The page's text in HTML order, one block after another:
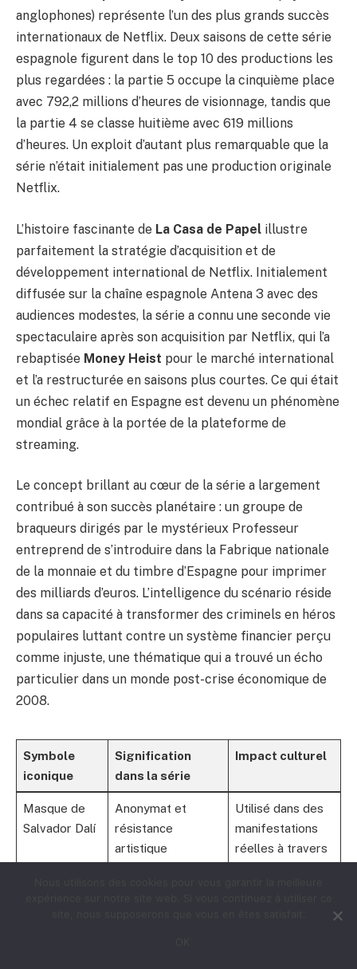
anglophones) représente l’un des plus grands succès
internationaux de Netflix. Deux saisons de cette série
espagnole figurent dans le top 10 des productions les
plus regardées : la partie 5 occupe la cinquième place
avec 792,2 millions d’heures de visionnage, tandis que
la partie 4 se classe huitième avec 619 millions
d’heures. Un exploit d’autant plus remarquable que la
série n’était initialement pas une production originale
Netflix.
L’histoire fascinante de La Casa de Papel illustre
parfaitement la stratégie d’acquisition et de
développement international de Netflix. Initialement
diffusée sur la chaîne espagnole Antena 3 avec des
audiences modestes, la série a connu une seconde vie
spectaculaire après son acquisition par Netflix, qui l’a
rebaptisée Money Heist pour le marché international
et l’a restructurée en saisons plus courtes. Ce qui était
un échec relatif en Espagne est devenu un phénomène
mondial grâce à la portée de la plateforme de
streaming.
Le concept brillant au cœur de la série a largement
contribué à son succès planétaire : un groupe de
braqueurs dirigés par le mystérieux Professeur
entreprend de s’introduire dans la Fabrique nationale
de la monnaie et du timbre d’Espagne pour imprimer
des milliards d’euros. L’intelligence du scénario réside
dans sa capacité à transformer des criminels en héros
populaires luttant contre un système financier perçu
comme injuste, une thématique qui a trouvé un écho
particulier dans un monde post-crise économique de
2008.
Symbole
iconique
Signification
dans la série
Impact culturel
Masque de
Salvador Dalí
Anonymat et
résistance
artistique
Utilisé dans des
manifestations
réelles à travers